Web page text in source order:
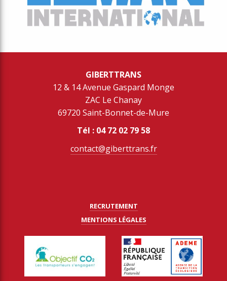
GIBERTTRANS
​​​​​​​12 & 14 Avenue Gaspard Monge
ZAC Le Chanay
69720 Saint-Bonnet-de-Mure
Tél : 04 72 02 79 58
contact@giberttrans.fr
RECRUTEMENT
MENTIONS LÉGALES